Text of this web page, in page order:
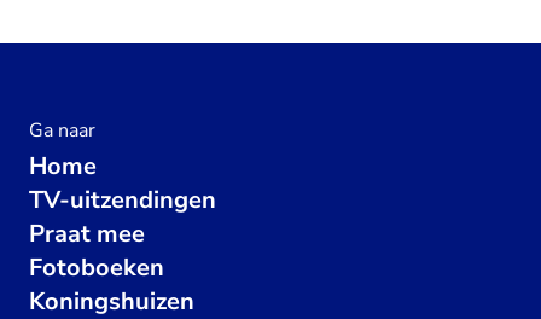
Ga naar
Home
TV-uitzendingen
Praat mee
Fotoboeken
Koningshuizen